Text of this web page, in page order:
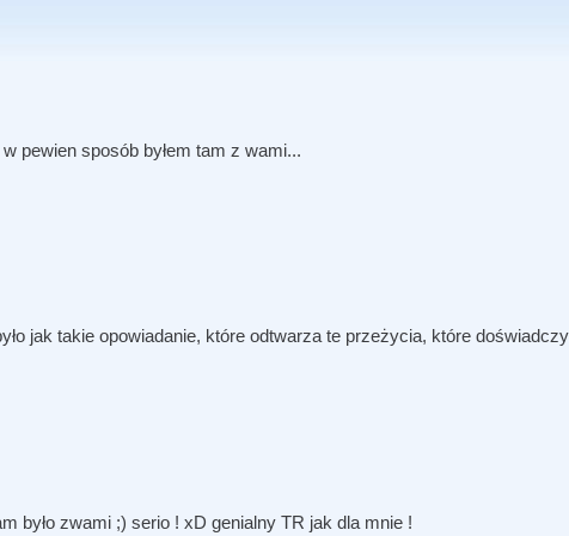
pewien sposób byłem tam z wami...
jak takie opowiadanie, które odtwarza te przeżycia, które
było zwami ;) serio ! xD genialny TR jak dla mnie !